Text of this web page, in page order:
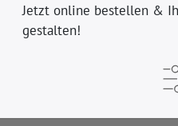
Jetzt online bestellen &
gestalten!